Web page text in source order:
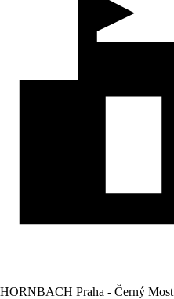
HORNBACH Praha - Černý Most